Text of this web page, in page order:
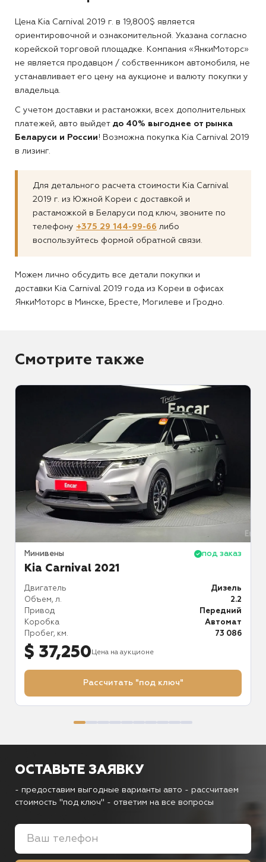
Цена Kia Carnival 2019 г. в 19,800$ является
ориентировочной и ознакомительной. Указана согласно
корейской торговой площадке. Компания «ЯнкиМоторс»
не является продавцом / собственником автомобиля, не
устанавливает его цену на аукционе и валюту покупки у
владельца.
С учетом доставки и растаможки, всех дополнительных
платежей, авто выйдет до 40% выгоднее от рынка
Беларуси и России! Возможна покупка Kia Carnival 2019
в лизинг.
Для детального расчета стоимости Kia Carnival
2019 г. из Южной Кореи с доставкой и
растаможкой в Беларуси под ключ, звоните по
телефону +375 29 144-99-66 либо
воспользуйтесь формой обратной связи.
Можем лично обсудить все детали покупки и
доставки Kia Carnival 2019 года из Кореи в офисах
ЯнкиМоторс в Минске, Бресте, Могилеве и Гродно.
Смотрите также
Минивены под заказ
Kia Carnival 2021
Двигатель
Дизель
Объем, л.
2.2
Привод
Передний
Коробка
Автомат
Пробег, км.
73 086
$ 37,250 Цена на аукционе
Рассчитать "под ключ"
ОСТАВЬТЕ ЗАЯВКУ
- предоставим выгодные варианты авто - рассчитаем
стоимость "под ключ" - ответим на все вопросы